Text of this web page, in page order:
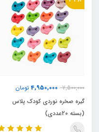
7,500,000
4,950,000تومان
گیره صخره نوردی کودک پلاس
(بسته 20عددی)